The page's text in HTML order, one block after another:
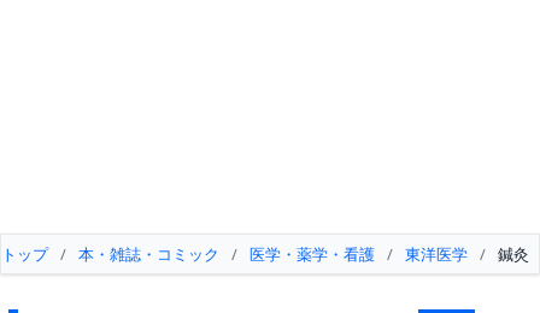
トップ / 本・雑誌・コミック / 医学・薬学・看護 / 東洋医学 / 鍼灸